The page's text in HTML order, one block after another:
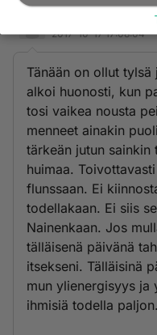
2017-10-17 17:08:04
Tänään on ollut
alkoi huonosti, kun
tosi vaikea nousta
menneet ainakin
tärkeän jutun sainkin
huimaa.
flunssaan. Ei
todellakaan. Ei siis
Nainenkaan. Jos
tälläisenä päivänä
itsekseni. Tälläisinä
mun ylienergisyys ja
ihmisiä todella paljon.